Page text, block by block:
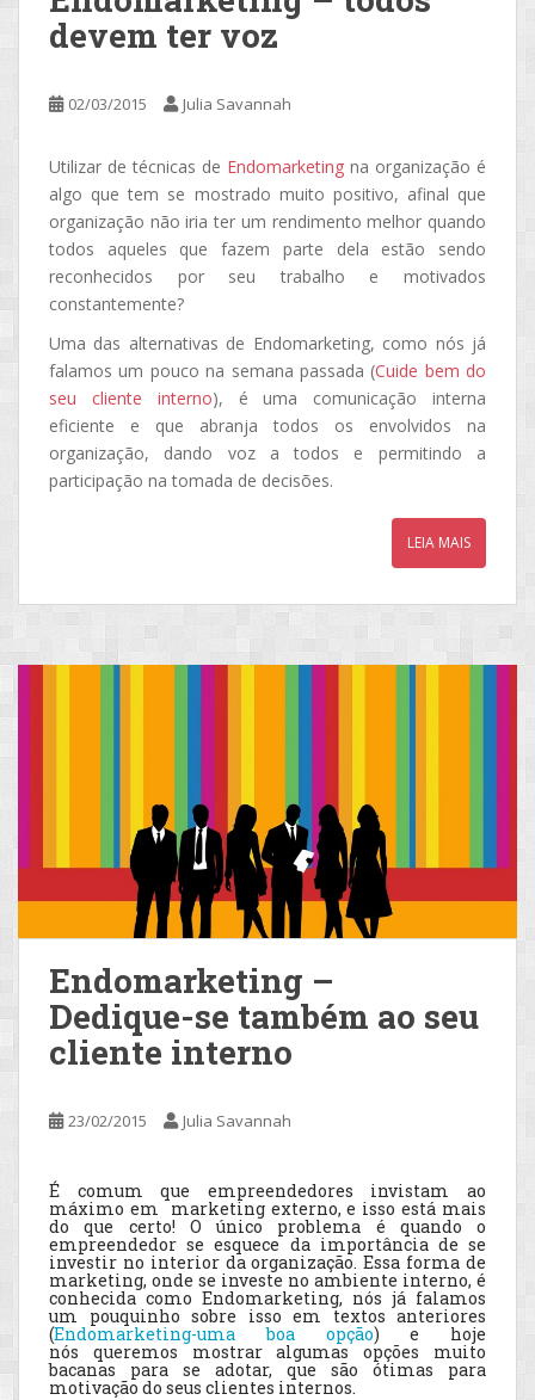
devem ter voz
02/03/2015 Julia Savannah
Utilizar de técnicas de Endomarketing na organização é
algo que tem se mostrado muito positivo, afinal que
organização não iria ter um rendimento melhor quando
todos aqueles que fazem parte dela estão sendo
reconhecidos por seu trabalho e motivados
constantemente?
Uma das alternativas de Endomarketing, como nós já
falamos um pouco na semana passada (Cuide bem do
seu cliente interno), é uma comunicação interna
eficiente e que abranja todos os envolvidos na
organização, dando voz a todos e permitindo a
participação na tomada de decisões.
LEIA MAIS
Endomarketing –
Dedique-se também ao seu
cliente interno
23/02/2015 Julia Savannah
É comum que empreendedores invistam ao
máximo em marketing externo, e isso está mais
do que certo! O único problema é quando o
empreendedor se esquece da importância de se
investir no interior da organização.Essa forma de
marketing, onde se investe no ambiente interno, é
conhecida como Endomarketing, nós já falamos
um pouquinho sobre isso em textos anteriores
(Endomarketing-uma boa opção) e hoje
nós queremos mostrar algumas opções muito
bacanas para se adotar, que são ótimas para
motivação do seus clientes internos.